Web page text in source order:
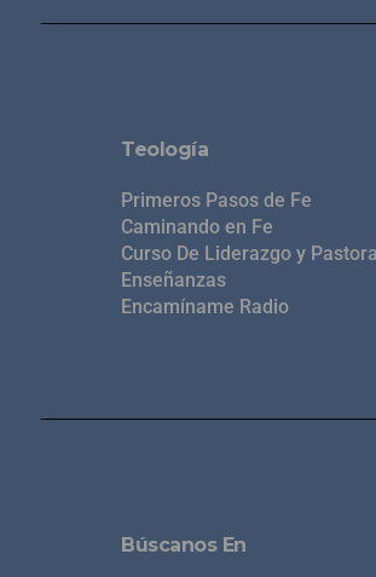
Teología
Primeros Pasos de Fe
Caminando en Fe
Curso De Liderazgo y
Enseñanzas
Encamíname Radio
Búscanos En